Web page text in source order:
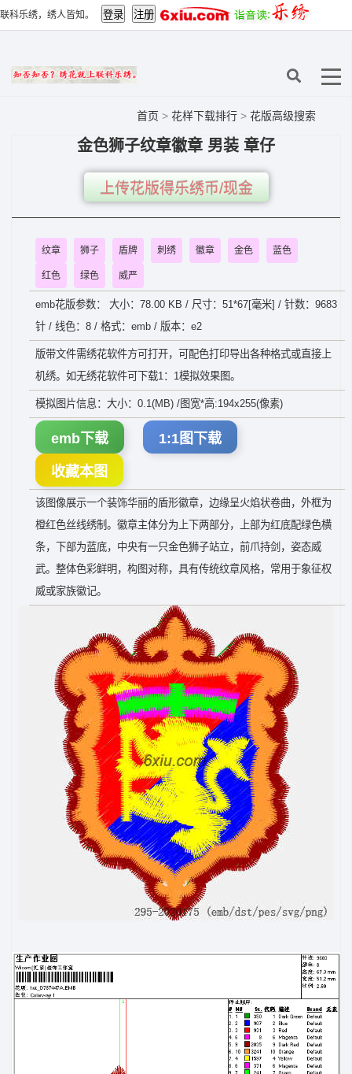
联科乐绣，绣人皆知。
首页 > 花样下载排行 > 花版高级搜索
金色狮子纹章徽章 男装 章仔
上传花版得乐绣币/现金
纹章 狮子 盾牌 刺绣 徽章 金色 蓝色
红色 绿色 威严
emb花版参数： 大小：78.00 KB / 尺寸：51*67[毫米] / 针数：9683
针 / 线色：8 / 格式：emb / 版本：e2
版带文件需绣花软件方可打开，可配色打印导出各种格式或直接上
机绣。如无绣花软件可下载1：1模拟效果图。
模拟图片信息：大小：0.1(MB) /图宽*高:194x255(像素)
emb下载 1:1图下载
收藏本图
该图像展示一个装饰华丽的盾形徽章，边缘呈火焰状卷曲，外框为
橙红色丝线绣制。徽章主体分为上下两部分，上部为红底配绿色横
条，下部为蓝底，中央有一只金色狮子站立，前爪持剑，姿态威
武。整体色彩鲜明，构图对称，具有传统纹章风格，常用于象征权
威或家族徽记。